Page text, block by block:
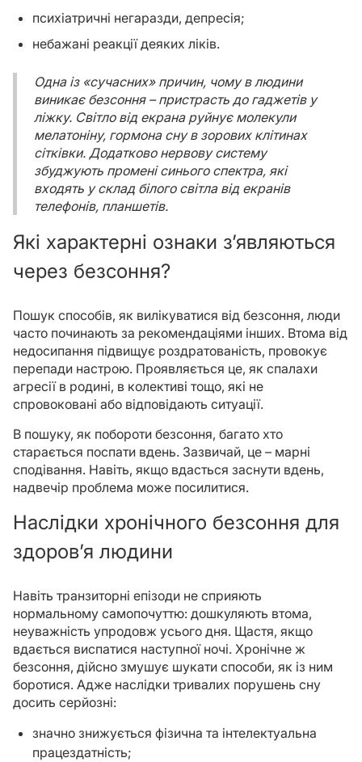
психіатричні негаразди, депресія;
небажані реакції деяких ліків.
Одна із «сучасних» причин, чому в людини
виникає безсоння – пристрасть до гаджетів у
ліжку. Світло від екрана руйнує молекули
мелатоніну, гормона сну в зорових клітинах
сітківки. Додатково нервову систему
збуджують промені синього спектра, які
входять у склад білого світла від екранів
телефонів, планшетів.
Які характерні ознаки з’являються
через безсоння?
Пошук способів, як вилікуватися від безсоння, люди
часто починають за рекомендаціями інших. Втома від
недосипання підвищує роздратованість, провокує
перепади настрою. Проявляється це, як спалахи
агресії в родині, в колективі тощо, які не
спровоковані або відповідають ситуації.
В пошуку, як побороти безсоння, багато хто
старається поспати вдень. Зазвичай, це – марні
сподівання. Навіть, якщо вдасться заснути вдень,
надвечір проблема може посилитися.
Наслідки хронічного безсоння для
здоров’я людини
Навіть транзиторні епізоди не сприяють
нормальному самопочуттю: дошкуляють втома,
неуважність упродовж усього дня. Щастя, якщо
вдається виспатися наступної ночі. Хронічне ж
безсоння, дійсно змушує шукати способи, як із ним
боротися. Адже наслідки тривалих порушень сну
досить серйозні:
значно знижується фізична та інтелектуальна
працездатність;